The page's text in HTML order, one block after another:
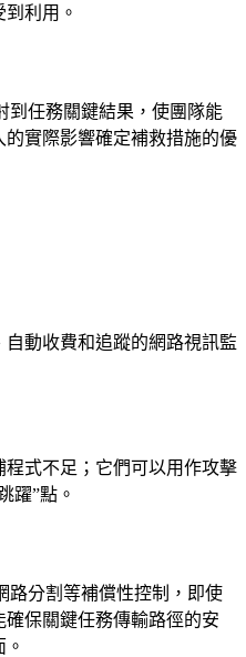
利用。
到任務關鍵結果，使團隊能
實際影響確定補救措施的優
動收費和追蹤的網路視訊監
式不足；它們可以用作攻擊
躍”點。
路分割等補償性控制，即使
保關鍵任務傳輸路徑的安